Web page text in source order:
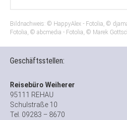
Bildnachweis: © HappyAlex - Fotolia, ©
Fotolia, © abcmedia - Fotolia, © Marek
Geschäftsstellen:
Reisebüro Weiherer
95111 REHAU
Schulstraße 10
Tel. 09283 – 8670